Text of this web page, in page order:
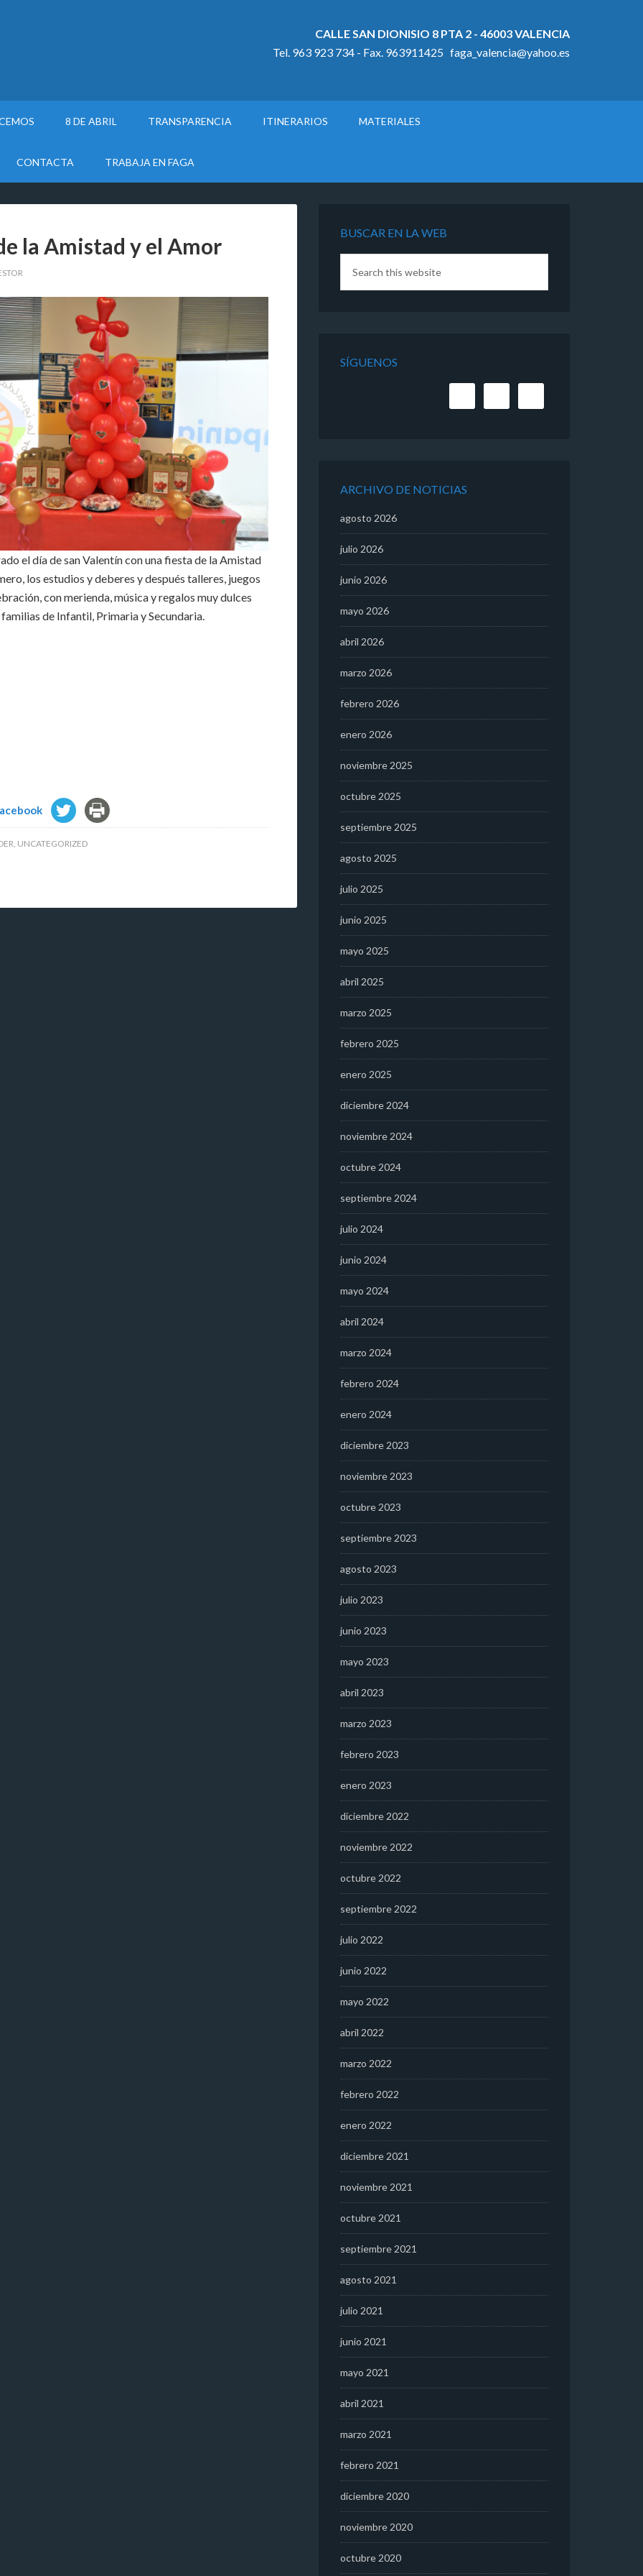
CALLE SAN DIONISIO 8 PTA 2 - 46003 VALENCIA
Tel. 963 923 734 - Fax. 963911425 faga_valencia@yahoo.es
8 DE ABRIL TRANSPARENCIA ITINERARIOS MATERIALES
CONTACTA TRABAJA EN FAGA
la Amistad y el Amor
el día de san Valentín con una fiesta de la Amistad
los estudios y deberes y después talleres, juegos
con merienda, música y regalos muy dulces
de Infantil, Primaria y Secundaria.
UNCATEGORIZED
BUSCAR EN LA WEB
SÍGUENOS
ARCHIVO DE NOTICIAS
agosto 2026
julio 2026
junio 2026
mayo 2026
abril 2026
marzo 2026
febrero 2026
enero 2026
noviembre 2025
octubre 2025
septiembre 2025
agosto 2025
julio 2025
junio 2025
mayo 2025
abril 2025
marzo 2025
febrero 2025
enero 2025
diciembre 2024
noviembre 2024
octubre 2024
septiembre 2024
julio 2024
junio 2024
mayo 2024
abril 2024
marzo 2024
febrero 2024
enero 2024
diciembre 2023
noviembre 2023
octubre 2023
septiembre 2023
agosto 2023
julio 2023
junio 2023
mayo 2023
abril 2023
marzo 2023
febrero 2023
enero 2023
diciembre 2022
noviembre 2022
octubre 2022
septiembre 2022
julio 2022
junio 2022
mayo 2022
abril 2022
marzo 2022
febrero 2022
enero 2022
diciembre 2021
noviembre 2021
octubre 2021
septiembre 2021
agosto 2021
julio 2021
junio 2021
mayo 2021
abril 2021
marzo 2021
febrero 2021
diciembre 2020
noviembre 2020
octubre 2020